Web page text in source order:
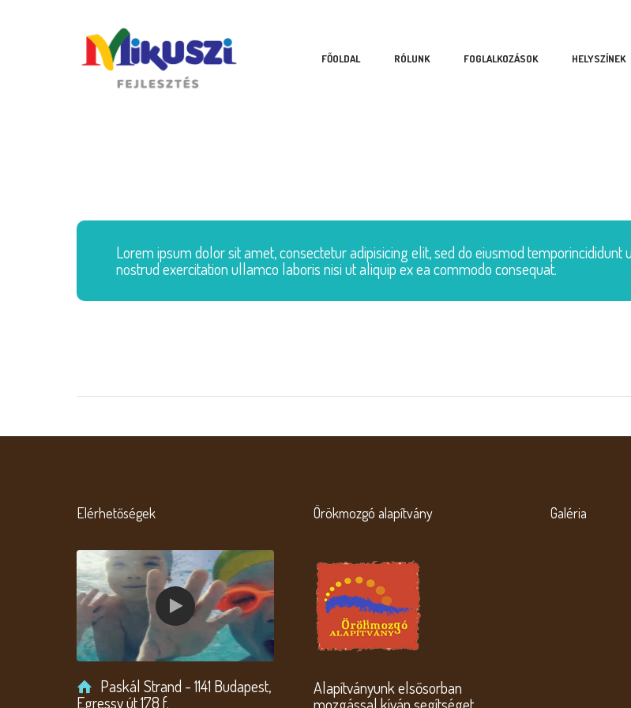
FŐOLDAL RÓLUNK FOGLALKOZÁSOK HELYSZÍNEK
Lorem ipsum dolor sit amet, consectetur adipisicing elit, sed do eiusmod
nostrud exercitation ullamco laboris nisi ut aliquip ex ea commodo consequat.
Elérhetőségek
Paskál Strand - 1141 Budapest,
Egressy út 178 f.
Örökmozgó alapítvány
Alapítványunk elsősorban
Galéria